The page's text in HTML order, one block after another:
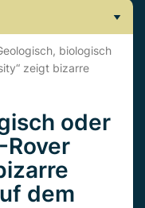
biologisch
zeigt bizarre
oder
Rover
dem